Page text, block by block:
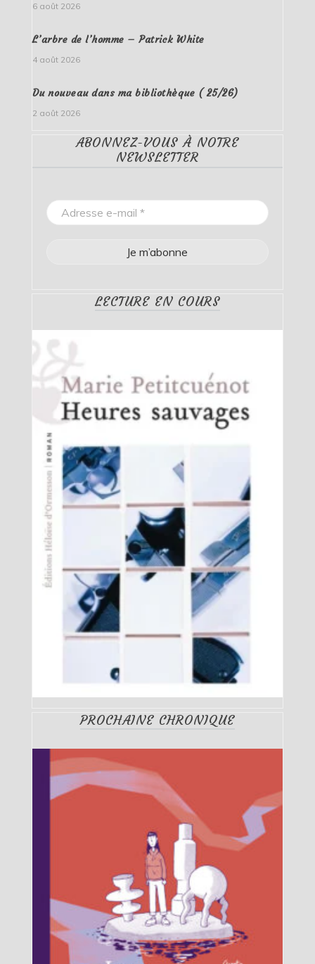
6 août 2026
L’arbre de l’homme – Patrick White
4 août 2026
Du nouveau dans ma bibliothèque ( 25/26)
2 août 2026
ABONNEZ-VOUS À NOTRE
NEWSLETTER
LECTURE EN COURS
PROCHAINE CHRONIQUE